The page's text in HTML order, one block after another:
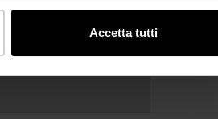
Accetta tutti